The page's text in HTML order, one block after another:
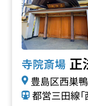
寺院斎場 正
豊島区西巣
都営三田線